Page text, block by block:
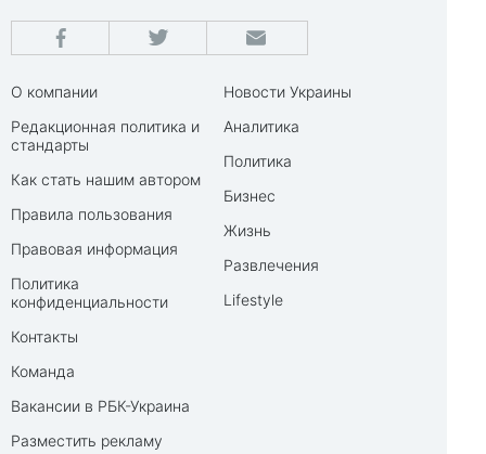
О компании
Редакционная политика и
стандарты
Как стать нашим автором
Правила пользования
Правовая информация
Политика
конфиденциальности
Контакты
Команда
Вакансии в РБК-Украина
Разместить рекламу
Новости Украины
Аналитика
Политика
Бизнес
Жизнь
Развлечения
Lifestyle